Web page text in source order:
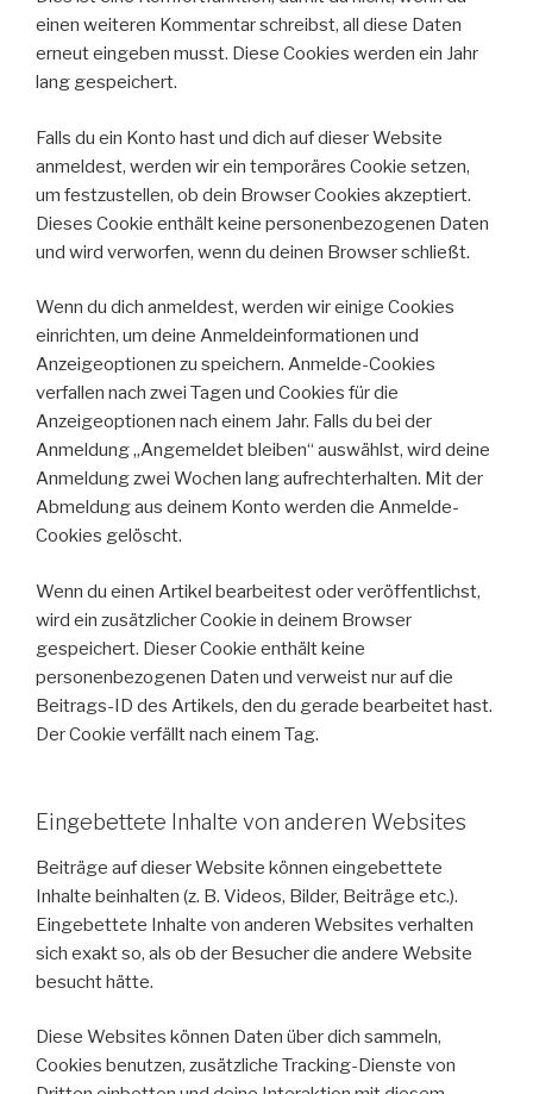
einen weiteren Kommentar schreibst, all diese Daten
erneut eingeben musst. Diese Cookies werden ein Jahr
lang gespeichert.
Falls du ein Konto hast und dich auf dieser Website
anmeldest, werden wir ein temporäres Cookie setzen,
um festzustellen, ob dein Browser Cookies akzeptiert.
Dieses Cookie enthält keine personenbezogenen Daten
und wird verworfen, wenn du deinen Browser schließt.
Wenn du dich anmeldest, werden wir einige Cookies
einrichten, um deine Anmeldeinformationen und
Anzeigeoptionen zu speichern. Anmelde-Cookies
verfallen nach zwei Tagen und Cookies für die
Anzeigeoptionen nach einem Jahr. Falls du bei der
Anmeldung „Angemeldet bleiben“ auswählst, wird deine
Anmeldung zwei Wochen lang aufrechterhalten. Mit der
Abmeldung aus deinem Konto werden die Anmelde-
Cookies gelöscht.
Wenn du einen Artikel bearbeitest oder veröffentlichst,
wird ein zusätzlicher Cookie in deinem Browser
gespeichert. Dieser Cookie enthält keine
personenbezogenen Daten und verweist nur auf die
Beitrags-ID des Artikels, den du gerade bearbeitet hast.
Der Cookie verfällt nach einem Tag.
Eingebettete Inhalte von anderen Websites
Beiträge auf dieser Website können eingebettete
Inhalte beinhalten (z. B. Videos, Bilder, Beiträge etc.).
Eingebettete Inhalte von anderen Websites verhalten
sich exakt so, als ob der Besucher die andere Website
besucht hätte.
Diese Websites können Daten über dich sammeln,
Cookies benutzen, zusätzliche Tracking-Dienste von